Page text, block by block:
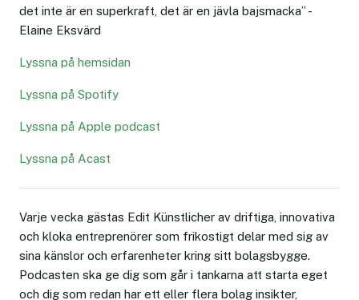
det inte är en superkraft, det är en jävla bajsmacka” -
Elaine Eksvärd
Lyssna på hemsidan
Lyssna på Spotify
Lyssna på Apple podcast
Lyssna på Acast
Varje vecka gästas Edit Künstlicher av driftiga, innovativa
och kloka entreprenörer som frikostigt delar med sig av
sina känslor och erfarenheter kring sitt bolagsbygge.
Podcasten ska ge dig som går i tankarna att starta eget
och dig som redan har ett eller flera bolag insikter,